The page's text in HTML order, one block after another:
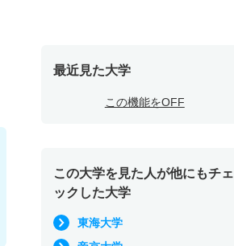
最近見た大学
この機能をOFF
この大学を見た人が他にもチェ
ックした大学
東海大学